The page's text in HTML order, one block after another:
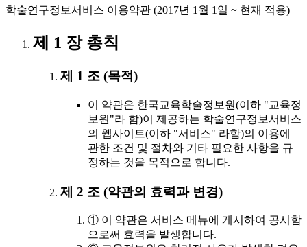
학술연구정보서비스 이용약관 (2017년 1월 1일 ~ 현재 적용)
제 1 장 총칙
제 1 조 (목적)
이 약관은 한국교육학술정보원(이하 "교육정
보원"라 함)이 제공하는 학술연구정보서비스
의 웹사이트(이하 "서비스" 라함)의 이용에
관한 조건 및 절차와 기타 필요한 사항을 규
정하는 것을 목적으로 합니다.
제 2 조 (약관의 효력과 변경)
① 이 약관은 서비스 메뉴에 게시하여 공시함
으로써 효력을 발생합니다.